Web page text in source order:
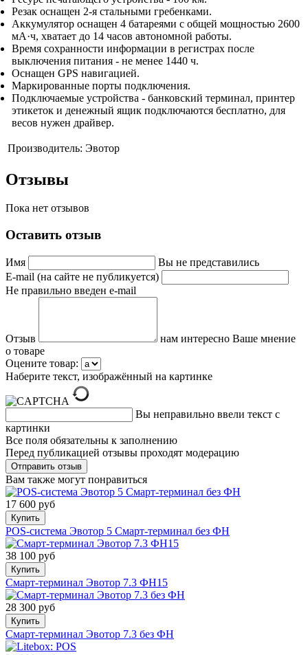
Резак оснащен 2-я стальными гребенками.
Аккумулятор оснащен 4 батареями с общей мощностью 2600
мА·ч, хватает до 14 часов автономной работы.
Время сохранности информации в регистрах после
выключения питания - не менее 1440 ч.
Оснащен GPS навигацией.
Маркированные порты подключения.
Подключаемые устройства - банковский терминал, принтер
этикеток и денежный ящик подключаются бесплатно, для
весов нужен драйвер.
Производитель: Эвотор
Отзывы
Пока нет отзывов
Оставить отзыв
Имя
Вы не представились
E-mail (на сайте не публикуется)
Не правильно введен e-mail
Отзыв
нам интересно Ваше мнение
о товаре
Оцените товар:
Наберите текст, изображённый на картинке
Вы неправильно ввели текст с
картинки
Все поля обязательны к заполнению
Перед публикацией отзывы проходят модерацию
Вам также могут понравиться
17 600 руб
Купить
POS-система Эвотор 5 Смарт-терминал без ФН
38 100 руб
Купить
Смарт-терминал Эвотор 7.3 ФН15
28 300 руб
Купить
Смарт-терминал Эвотор 7.3 без ФН